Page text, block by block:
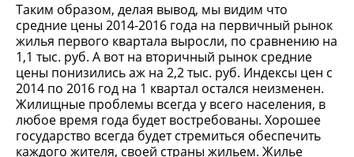
Таким образом, делая вывод, мы видим что
средние цены 2014-2016 года на первичный рынок
жилья первого квартала выросли, по сравнению на
1,1 тыс. руб. А вот на вторичный рынок средние
цены понизились аж на 2,2 тыс. руб. Индексы цен с
2014 по 2016 год на 1 квартал остался неизменен.
Жилищные проблемы всегда у всего населения, в
любое время года будет востребованы. Хорошее
государство всегда будет стремиться обеспечить
каждого жителя, своей страны жильем. Жилье